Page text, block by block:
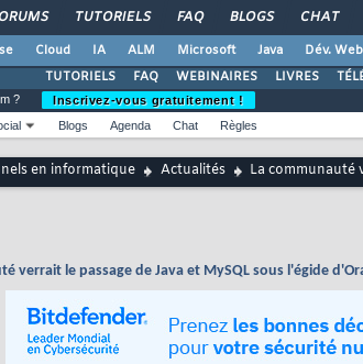
TUTORIELS FAQ BLOGS CHAT
Cloud IA ALM Microsoft Java Dév. Web
TUTORIELS
FAQ WEBINAIRES LIVRES
?
Inscrivez-vous gratuitement !
Blogs Agenda Chat Règles
en informatique Actualités La communauté
verrait le passage de Java et MySQL sous l'égide